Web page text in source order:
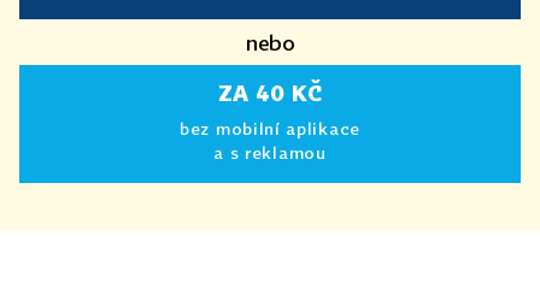
nebo
ZA 40 KČ
bez mobilní aplikace
a s reklamou